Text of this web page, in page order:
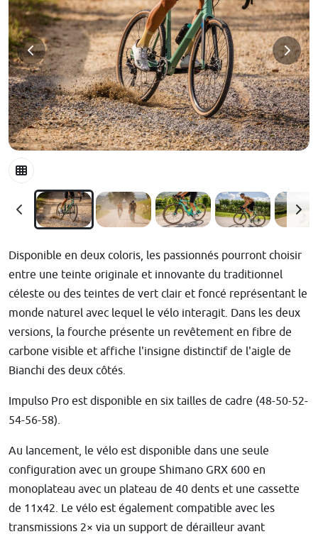
Disponible en deux coloris, les passionnés pourront choisir
entre une teinte originale et innovante du traditionnel
céleste ou des teintes de vert clair et foncé représentant le
monde naturel avec lequel le vélo interagit. Dans les deux
versions, la fourche présente un revêtement en fibre de
carbone visible et affiche l'insigne distinctif de l'aigle de
Bianchi des deux côtés.
Impulso Pro est disponible en six tailles de cadre (48-50-52-
54-56-58).
Au lancement, le vélo est disponible dans une seule
configuration avec un groupe Shimano GRX 600 en
monoplateau avec un plateau de 40 dents et une cassette
de 11x42. Le vélo est également compatible avec les
transmissions 2× via un support de dérailleur avant